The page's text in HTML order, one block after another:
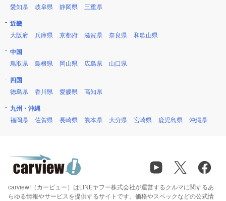
愛知県
岐阜県 静岡県 三重県
近畿
大阪府
兵庫県 京都府 滋賀県 奈良県 和歌山県
中国
鳥取県
島根県 岡山県 広島県 山口県
四国
徳島県
香川県 愛媛県 高知県
九州・沖縄
福岡県
佐賀県 長崎県 熊本県 大分県 宮崎県 鹿児島県 沖縄県
carview!（カービュー）はLINEヤフー株式会社が運営するクルマに関するあ
らゆる情報やサービスを提供するサイトです。価格やスペックなどの公式情